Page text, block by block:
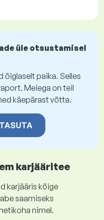
üle otsustamisel
paika. Selles
Meiega on teil
käepärast võtta.
karjääritee
karjääris kõige
saamiseks
nimel.